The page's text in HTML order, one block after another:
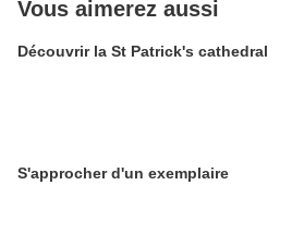
Vous aimerez aussi
Découvrir la St Patrick's cathedral
S'approcher d'un exemplaire